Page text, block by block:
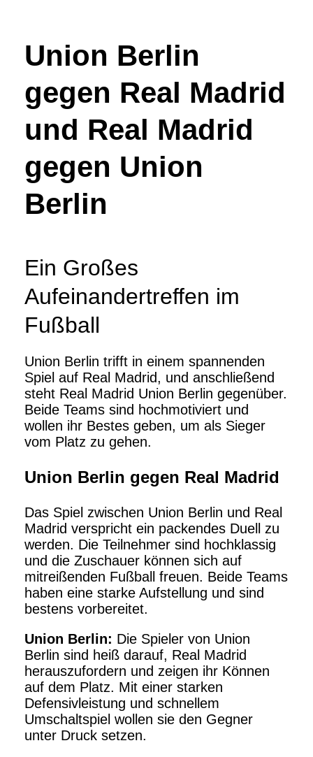
Union Berlin
gegen Real Madrid
und Real Madrid
gegen Union
Berlin
Ein Großes
Aufeinandertreffen im
Fußball
Union Berlin trifft in einem spannenden
Spiel auf Real Madrid, und anschließend
steht Real Madrid Union Berlin gegenüber.
Beide Teams sind hochmotiviert und
wollen ihr Bestes geben, um als Sieger
vom Platz zu gehen.
Union Berlin gegen Real Madrid
Das Spiel zwischen Union Berlin und Real
Madrid verspricht ein packendes Duell zu
werden. Die Teilnehmer sind hochklassig
und die Zuschauer können sich auf
mitreißenden Fußball freuen. Beide Teams
haben eine starke Aufstellung und sind
bestens vorbereitet.
Union Berlin: Die Spieler von Union
Berlin sind heiß darauf, Real Madrid
herauszufordern und zeigen ihr Können
auf dem Platz. Mit einer starken
Defensivleistung und schnellem
Umschaltspiel wollen sie den Gegner
unter Druck setzen.